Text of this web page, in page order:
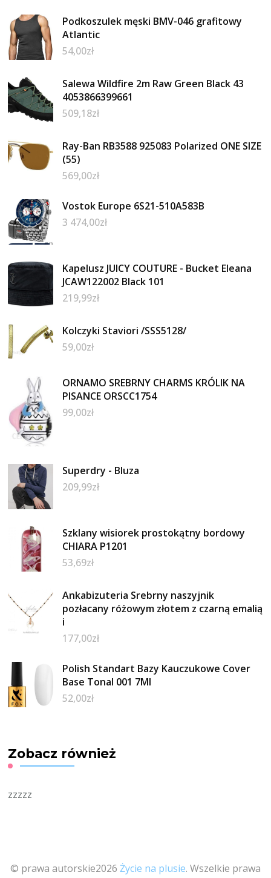
Podkoszulek męski BMV-046 grafitowy
Atlantic
54,00zł
Salewa Wildfire 2m Raw Green Black 43
4053866399661
509,18zł
Ray-Ban RB3588 925083 Polarized ONE SIZE
(55)
569,00zł
Vostok Europe 6S21-510A583B
3 474,00zł
Kapelusz JUICY COUTURE - Bucket Eleana
JCAW122002 Black 101
219,99zł
Kolczyki Staviori /SSS5128/
59,00zł
ORNAMO SREBRNY CHARMS KRÓLIK NA
PISANCE ORSCC1754
99,00zł
Superdry - Bluza
209,99zł
Szklany wisiorek prostokątny bordowy
CHIARA P1201
53,69zł
Ankabizuteria Srebrny naszyjnik
pozłacany różowym złotem z czarną emalią
i
177,00zł
Polish Standart Bazy Kauczukowe Cover
Base Tonal 001 7Ml
52,00zł
Zobacz również
zzzzz
© prawa autorskie2026 Życie na plusie. Wszelkie prawa